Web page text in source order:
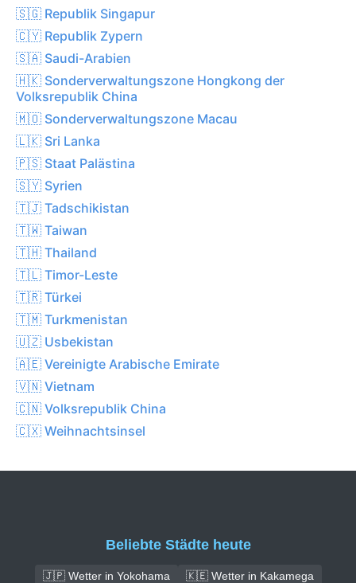
🇸🇬 Republik Singapur
🇨🇾 Republik Zypern
🇸🇦 Saudi-Arabien
🇭🇰 Sonderverwaltungszone Hongkong der
Volksrepublik China
🇲🇴 Sonderverwaltungszone Macau
🇱🇰 Sri Lanka
🇵🇸 Staat Palästina
🇸🇾 Syrien
🇹🇯 Tadschikistan
🇹🇼 Taiwan
🇹🇭 Thailand
🇹🇱 Timor-Leste
🇹🇷 Türkei
🇹🇲 Turkmenistan
🇺🇿 Usbekistan
🇦🇪 Vereinigte Arabische Emirate
🇻🇳 Vietnam
🇨🇳 Volksrepublik China
🇨🇽 Weihnachtsinsel
Beliebte Städte heute
🇯🇵 Wetter in Yokohama
🇰🇪 Wetter in Kakamega